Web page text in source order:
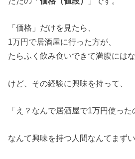
「価格」だけを見たら、
1万円で居酒屋に行った方が、
たらふく飲み食いできて満腹には
けど、その経験に興味を持って、
「え？なんで居酒屋で1万円使った
なんて興味を持つ人間なんてまず